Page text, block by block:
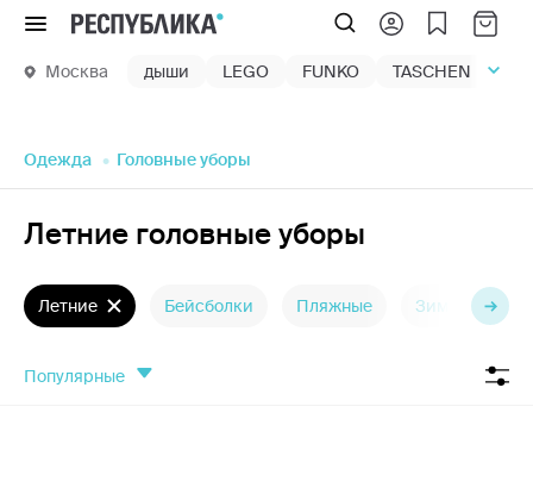
Меню
Москва дыши LEGO FUNKO TASCHEN
Одежда Головные уборы
Летние головные уборы
Летние Бейсболки Пляжные Зимние шапки
популярные